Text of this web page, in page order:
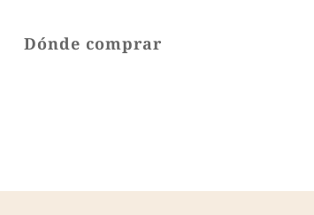
Dónde comprar